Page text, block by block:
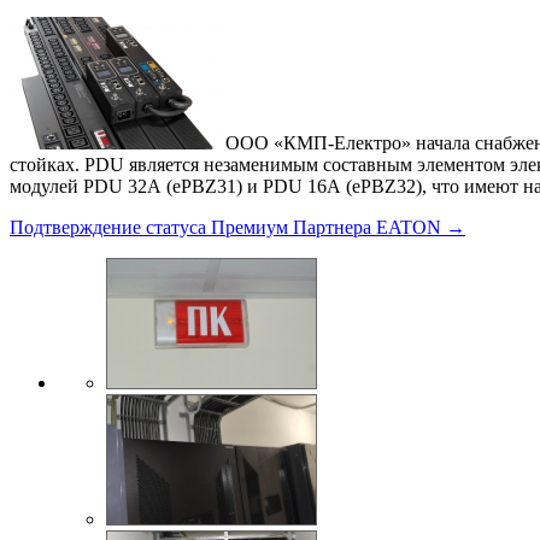
ООО «КМП-Електро» начала
стойках. PDU является незаменимым составным элементом
модулей PDU 32А (ePBZ31) и PDU 16А (ePBZ32), что имеют
Подтверждение статуса Премиум Партнера EATON →